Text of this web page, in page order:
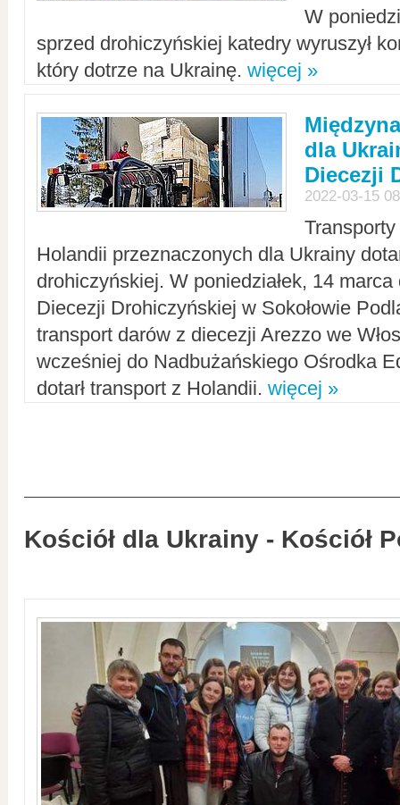
W
sprzed drohiczyńskiej katedry wyruszył
który dotrze na Ukrainę. więcej »
dla
Diecezji
2022-03-15
Holandii przeznaczonych dla Ukrainy
drohiczyńskiej. W poniedziałek, 14
Diecezji Drohiczyńskiej w Sokołowie
transport darów z diecezji Arezzo we
wcześniej do Nadbużańskiego Ośrodka
dotarł transport z Holandii. więcej »
Kościół dla Ukrainy - Kościół